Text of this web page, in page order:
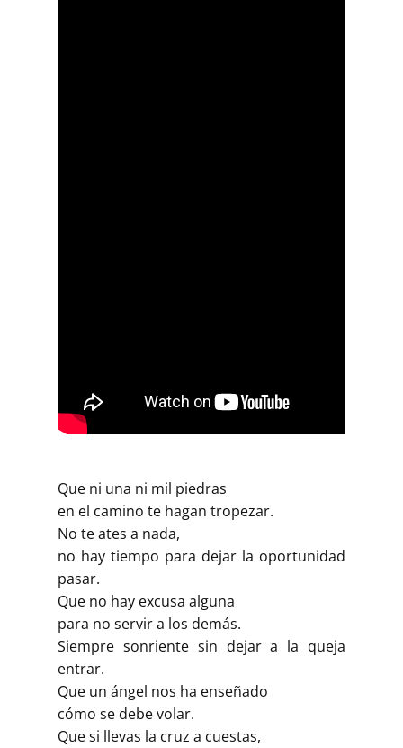
Que ni una ni mil piedras
en el camino te hagan tropezar.
No te ates a nada,
no hay tiempo para dejar la oportunidad
pasar.
Que no hay excusa alguna
para no servir a los demás.
Siempre sonriente sin dejar a la queja
entrar.
Que un ángel nos ha enseñado
cómo se debe volar.
Que si llevas la cruz a cuestas,